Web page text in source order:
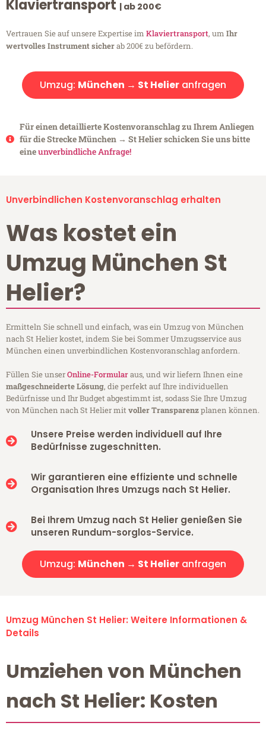
Klaviertransport | ab 200€
Vertrauen Sie auf unsere Expertise im Klaviertransport, um Ihr
wertvolles Instrument sicherab 200€ zu befördern.
Umzug: München → St Helier anfragen
Für einen detaillierte Kostenvoranschlag zu Ihrem Anliegen
für die Strecke München → St Helier schicken Sie uns bitte
eineunverbindliche Anfrage!
Unverbindlichen Kostenvoranschlag erhalten
Was kostet ein
Umzug München St
Helier?
Ermitteln Sie schnell und einfach, was ein Umzug von München
nach St Helier kostet, indem Sie bei Sommer Umzugsservice aus
München einen unverbindlichen Kostenvoranschlag anfordern.
Füllen Sie unserOnline-Formularaus, und wir liefern Ihnen eine
maßgeschneiderte Lösung, die perfekt auf Ihre individuellen
Bedürfnisse und Ihr Budget abgestimmt ist, sodass Sie Ihre Umzug
von München nach St Helier mitvoller Transparenzplanen können.
Unsere Preise werden individuell auf Ihre
Bedürfnisse zugeschnitten.
Wir garantieren eine effiziente und schnelle
Organisation Ihres Umzugs nach St Helier.
Bei Ihrem Umzug nach St Helier genießen Sie
unseren Rundum-sorglos-Service.
Umzug: München → St Helier anfragen
Umzug München St Helier: Weitere Informationen &
Details
Umziehen von München
nach St Helier: Kosten